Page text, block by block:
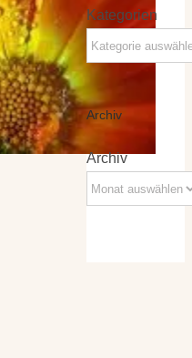
Kategorien
Archiv
Archiv